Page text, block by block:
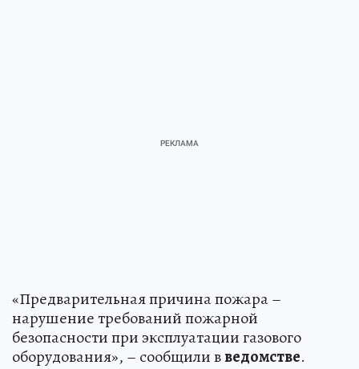
«Предварительная причина пожара –
нарушение требований пожарной
безопасности при эксплуатации газового
оборудования», – сообщили введомстве.